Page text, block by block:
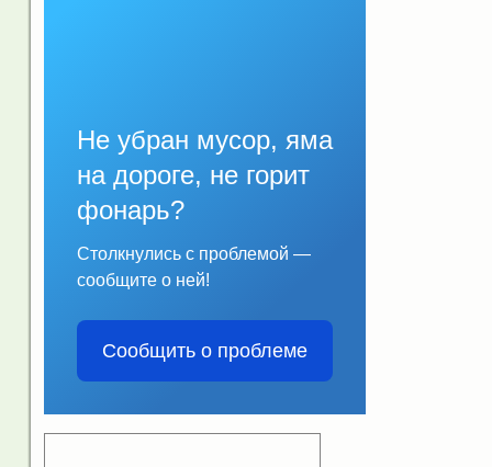
Не убран мусор, яма
на дороге, не горит
фонарь?
Столкнулись с проблемой —
сообщите о ней!
Сообщить о проблеме